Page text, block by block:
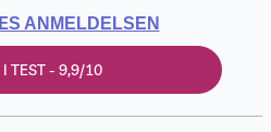
ANMELDELSEN
I TEST - 9,9/10